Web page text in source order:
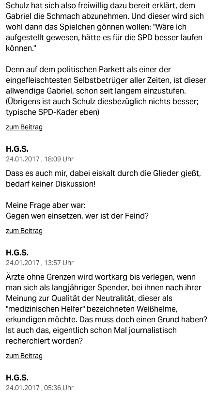
Schulz hat sich also freiwillig dazu bereit erklärt, dem
Gabriel die Schmach abzunehmen. Und dieser wird sich
wohl dann das Spielchen gönnen wollen: "Wäre ich
aufgestellt gewesen, hätte es für die SPD besser laufen
können."
Denn auf dem politischen Parkett als einer der
eingefleischtesten Selbstbetrüger aller Zeiten, ist dieser
allwendige Gabriel, schon seit langem einzustufen.
(Übrigens ist auch Schulz diesbezüglich nichts besser;
typische SPD-Kader eben)
zum Beitrag
H.G.S.
24.01.2017 , 18:09 Uhr
Dass es auch mir, dabei eiskalt durch die Glieder gießt,
bedarf keiner Diskussion!
Meine Frage aber war:
Gegen wen einsetzen, wer ist der Feind?
zum Beitrag
H.G.S.
24.01.2017 , 13:57 Uhr
Ärzte ohne Grenzen wird wortkarg bis verlegen, wenn
man sich als langjähriger Spender, bei ihnen nach ihrer
Meinung zur Qualität der Neutralität, dieser als
"medizinischen Helfer" bezeichneten Weißhelme,
erkundigen möchte. Das muss doch einen Grund haben?
Ist auch das, eigentlich schon Mal journalistisch
recherchiert worden?
zum Beitrag
H.G.S.
24.01.2017 , 05:36 Uhr